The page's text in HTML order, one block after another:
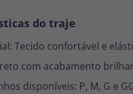
do traje
Tecido confortável e
com acabamento
disponíveis: P, M, G e